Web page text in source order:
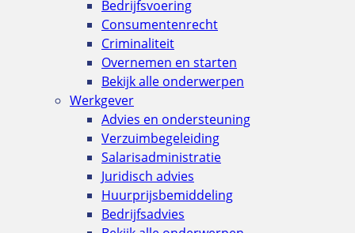
Bedrijfsvoering
Consumentenrecht
Criminaliteit
Overnemen en starten
Bekijk alle onderwerpen
Werkgever
Advies en ondersteuning
Verzuimbegeleiding
Salarisadministratie
Juridisch advies
Huurprijsbemiddeling
Bedrijfsadvies